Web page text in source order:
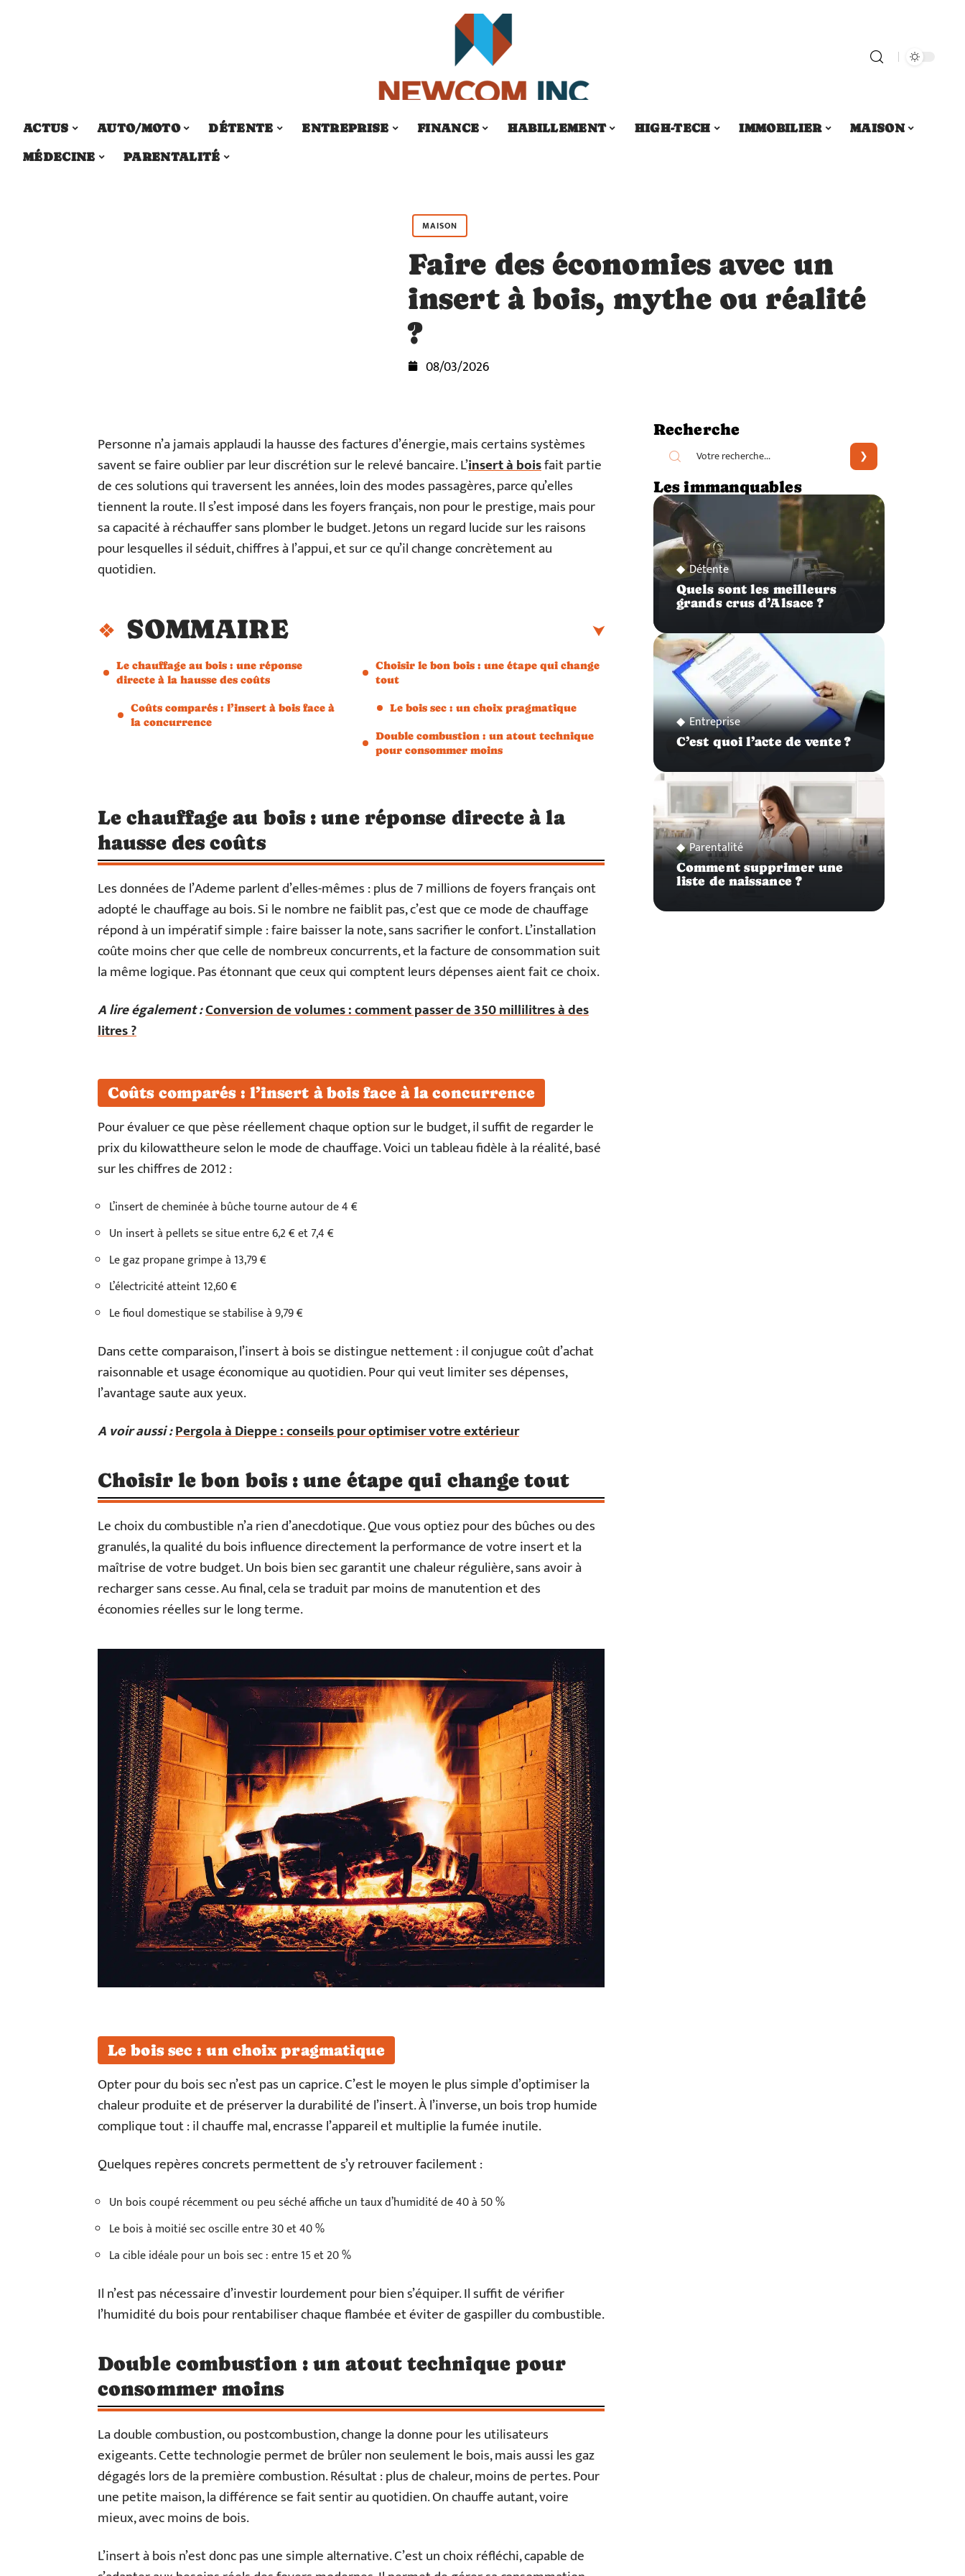
ACTUS AUTO/MOTO DÉTENTE ENTREPRISE FINANCE HABILLEMENT HIGH-TECH IMMOBILIER
MAISON
MÉDECINE
PARENTALITÉ
MAISON
Faire des économies avec un
insert à bois, mythe ou réalité
?
08/03/2026
Personne n’a jamais applaudi la hausse des factures d’énergie, mais certains systèmes
savent se faire oublier par leur discrétion sur le relevé bancaire. L’insert à boisfait partie
de ces solutions qui traversent les années, loin des modes passagères, parce qu’elles
tiennent la route. Il s’est imposé dans les foyers français, non pour le prestige, mais pour
sa capacité à réchauffer sans plomber le budget. Jetons un regard lucide sur les raisons
pour lesquelles il séduit, chiffres à l’appui, et sur ce qu’il change concrètement au
quotidien.
SOMMAIRE
Le chauffage au bois : une réponse
directe à la hausse des coûts
Coûts comparés : l’insert à bois face à
la concurrence
Choisir le bon bois : une étape qui change
tout
Le bois sec : un choix pragmatique
Double combustion : un atout technique
pour consommer moins
Le chauffage au bois : une réponse directe à la
hausse des coûts
Les données de l’Ademe parlent d’elles-mêmes : plus de 7 millions de foyers français ont
adopté le chauffage au bois. Si le nombre ne faiblit pas, c’est que ce mode de chauffage
répond à un impératif simple : faire baisser la note, sans sacrifier le confort. L’installation
coûte moins cher que celle de nombreux concurrents, et la facture de consommation suit
la même logique. Pas étonnant que ceux qui comptent leurs dépenses aient fait ce choix.
A lire également :Conversion de volumes : comment passer de 350 millilitres à des
litres ?
Coûts comparés : l’insert à bois face à la concurrence
Pour évaluer ce que pèse réellement chaque option sur le budget, il suffit de regarder le
prix du kilowattheure selon le mode de chauffage. Voici un tableau fidèle à la réalité, basé
sur les chiffres de 2012 :
L’insert de cheminée à bûche tourne autour de 4 €
Un insert à pellets se situe entre 6,2 € et 7,4 €
Le gaz propane grimpe à 13,79 €
L’électricité atteint 12,60 €
Le fioul domestique se stabilise à 9,79 €
Dans cette comparaison, l’insert à bois se distingue nettement : il conjugue coût d’achat
raisonnable et usage économique au quotidien. Pour qui veut limiter ses dépenses,
l’avantage saute aux yeux.
A voir aussi :Pergola à Dieppe : conseils pour optimiser votre extérieur
Choisir le bon bois : une étape qui change tout
Le choix du combustible n’a rien d’anecdotique. Que vous optiez pour des bûches ou des
granulés, la qualité du bois influence directement la performance de votre insert et la
maîtrise de votre budget. Un bois bien sec garantit une chaleur régulière, sans avoir à
recharger sans cesse. Au final, cela se traduit par moins de manutention et des
économies réelles sur le long terme.
Le bois sec : un choix pragmatique
Opter pour du bois sec n’est pas un caprice. C’est le moyen le plus simple d’optimiser la
chaleur produite et de préserver la durabilité de l’insert. À l’inverse, un bois trop humide
complique tout : il chauffe mal, encrasse l’appareil et multiplie la fumée inutile.
Quelques repères concrets permettent de s’y retrouver facilement :
Un bois coupé récemment ou peu séché affiche un taux d’humidité de 40 à 50 %
Le bois à moitié sec oscille entre 30 et 40 %
La cible idéale pour un bois sec : entre 15 et 20 %
Il n’est pas nécessaire d’investir lourdement pour bien s’équiper. Il suffit de vérifier
l’humidité du bois pour rentabiliser chaque flambée et éviter de gaspiller du combustible.
Double combustion : un atout technique pour
consommer moins
La double combustion, ou postcombustion, change la donne pour les utilisateurs
exigeants. Cette technologie permet de brûler non seulement le bois, mais aussi les gaz
dégagés lors de la première combustion. Résultat : plus de chaleur, moins de pertes. Pour
une petite maison, la différence se fait sentir au quotidien. On chauffe autant, voire
mieux, avec moins de bois.
L’insert à bois n’est donc pas une simple alternative. C’est un choix réfléchi, capable de
Recherche
Les immanquables
Détente
Quels sont les meilleurs
grands crus d’Alsace ?
Entreprise
C’est quoi l’acte de vente ?
Parentalité
Comment supprimer une
liste de naissance ?